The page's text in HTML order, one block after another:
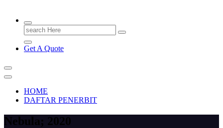
Search
for:
Get A Quote
HOME
DAFTAR PENERBIT
Nebula; 2020